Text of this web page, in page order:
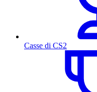
Casse di CS2